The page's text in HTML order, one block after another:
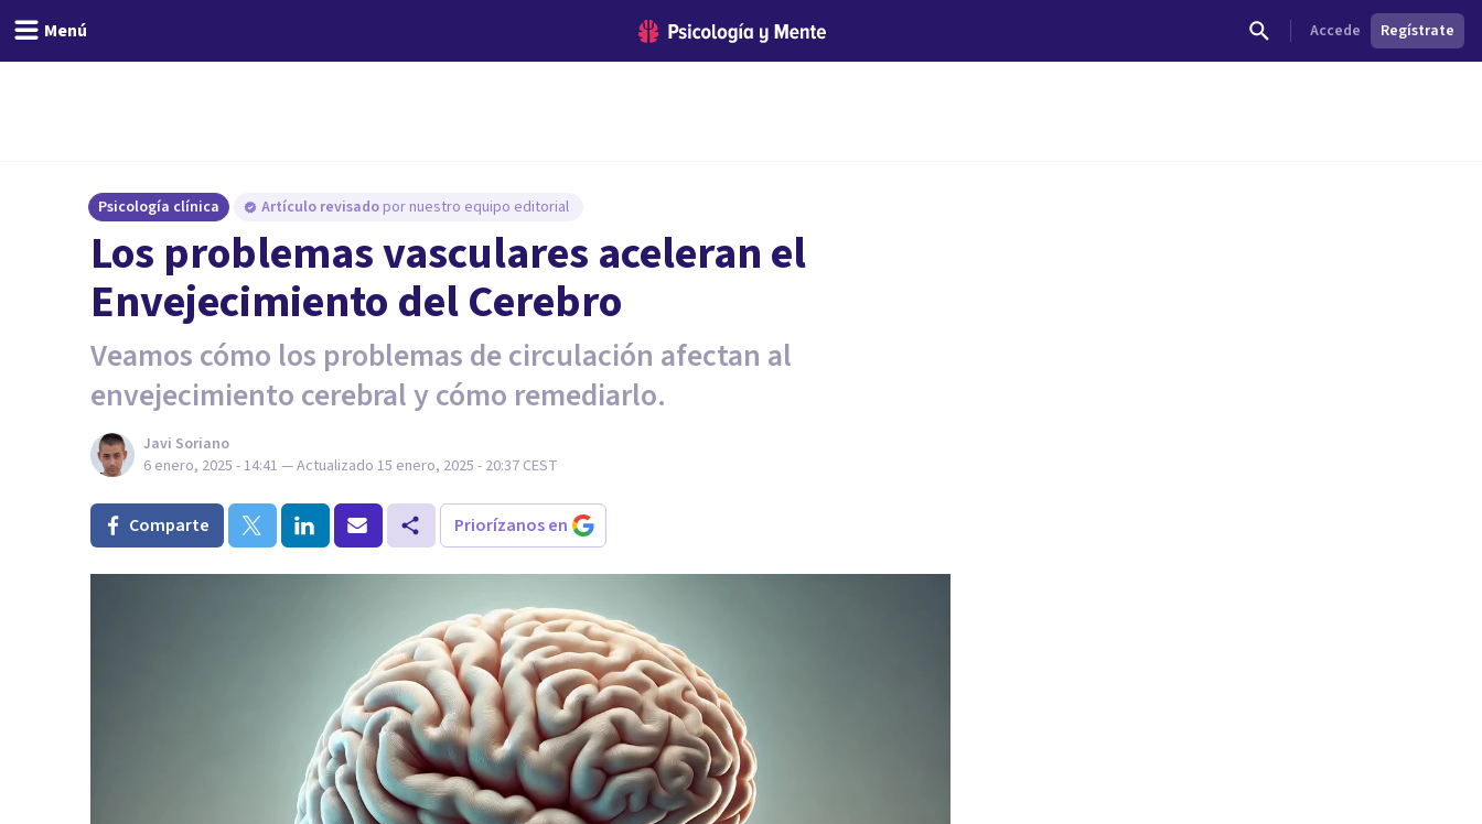
Menú Accede Regístrate
Psicología clínica Artículo revisado por nuestro equipo editorial
Los problemas vasculares aceleran el
Envejecimiento del Cerebro
Veamos cómo los problemas de circulación afectan al
envejecimiento cerebral y cómo remediarlo.
Javi Soriano
6 enero, 2025 - 14:41 — Actualizado 15 enero, 2025 - 20:37 CEST
Comparte Priorízanos en